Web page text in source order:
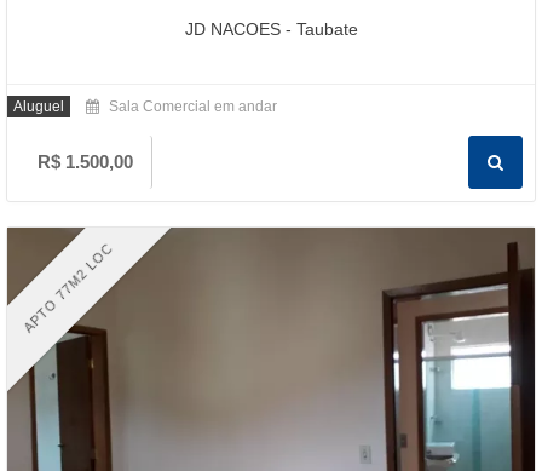
JD NACOES - Taubate
Aluguel Sala Comercial em andar
R$ 1.500,00
APTO 77M2 LOC